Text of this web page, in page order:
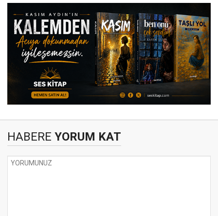
HABERE YORUM KAT